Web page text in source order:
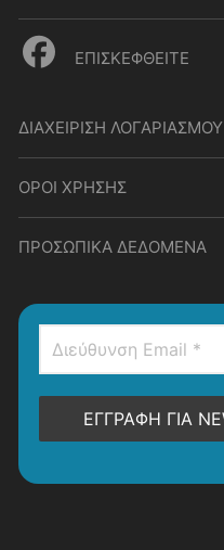
ΕΠΙΣΚΕΦΘΕΙΤΕ
ΔΙΑΧΕΙΡΙΣΗ ΛΟΓΑΡΙΑΣΜΟΥ
ΟΡΟΙ ΧΡΗΣΗΣ
ΠΡΟΣΩΠΙΚΑ ΔΕΔΟΜΕΝΑ